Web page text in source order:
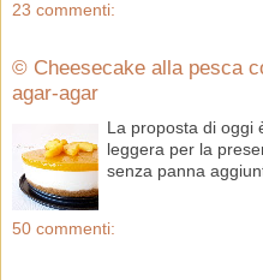
23 commenti:
© Cheesecake alla pesca
agar-agar
La proposta di oggi
leggera per la
senza panna
50 commenti: